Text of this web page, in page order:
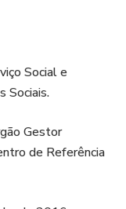
Social e
Sociais.
Gestor
de Referência